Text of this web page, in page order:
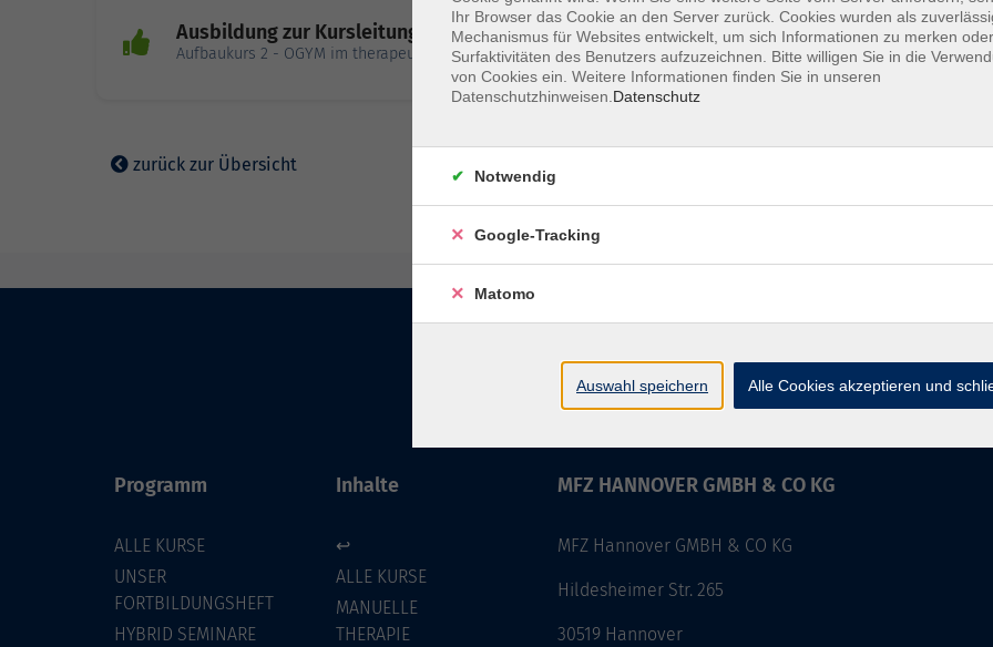
Ausbildung zur Kursleitung Organgymnastik (OGYM) mit Zertifikat
Aufbaukurs 2 - OGYM im therapeutischen Kontext – Prävention, Methodik, Didaktik
Sa.
Anne
zurück zur Übersicht
Programm
ALLE KURSE
UNSER
FORTBILDUNGSHEFT
HYBRID SEMINARE
Inhalte
↩
ALLE KURSE
MANUELLE
THERAPIE
MFZ HANNOVER GMBH & CO KG
MFZ Hannover GMBH & CO KG
Hildesheimer Str. 265
30519 Hannover
Ihr Browser das Cookie an den Server zurück. Cookies wurden als
Mechanismus für Websites entwickelt, um sich Informationen zu merken
Surfaktivitäten des Benutzers aufzuzeichnen. Bitte willigen Sie in die
von Cookies ein. Weitere Informationen finden Sie in unseren
Datenschutzhinweisen. Datenschutz
Notwendig
Google-Tracking
Matomo
Auswahl speichern Alle Cookies akzeptieren und